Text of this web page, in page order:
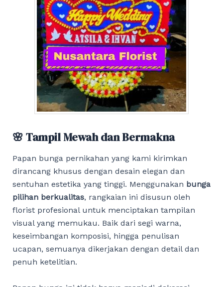
🌸 Tampil Mewah dan Bermakna
Papan bunga pernikahan yang kami kirimkan
dirancang khusus dengan desain elegan dan
sentuhan estetika yang tinggi. Menggunakan bunga
pilihan berkualitas, rangkaian ini disusun oleh
florist profesional untuk menciptakan tampilan
visual yang memukau. Baik dari segi warna,
keseimbangan komposisi, hingga penulisan
ucapan, semuanya dikerjakan dengan detail dan
penuh ketelitian.